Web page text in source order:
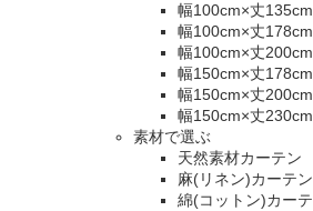
幅100cm×丈
幅100cm×丈
幅100cm×丈
幅150cm×丈
幅150cm×丈
幅150cm×丈
素材で選ぶ
天然素材カーテン
麻(リネン)カーテン
綿(コットン)カー